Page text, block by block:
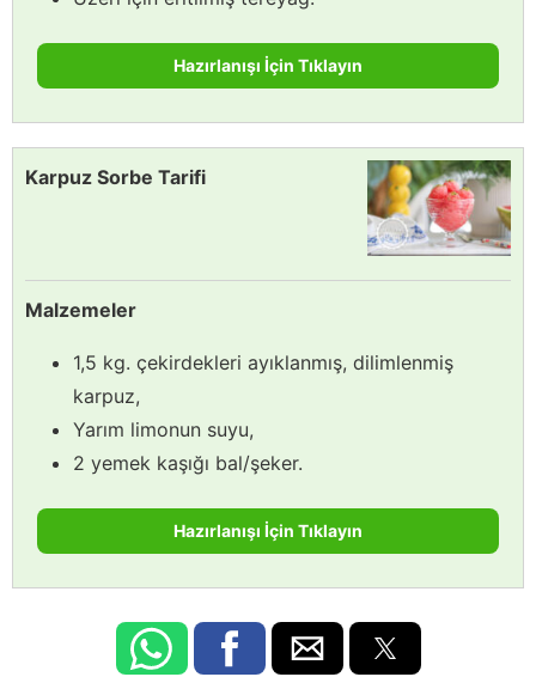
Hazırlanışı İçin Tıklayın
Karpuz Sorbe Tarifi
Malzemeler
1,5 kg. çekirdekleri ayıklanmış, dilimlenmiş
karpuz,
Yarım limonun suyu,
2 yemek kaşığı bal/şeker.
Hazırlanışı İçin Tıklayın